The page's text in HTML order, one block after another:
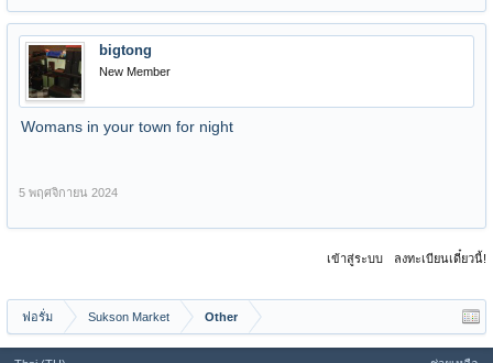
bigtong
New Member
Womans in your town for night
5 พฤศจิกายน 2024
เข้าสู่ระบบ ลงทะเบียนเดี๋ยวนี้!
ฟอรั่ม Sukson Market Other